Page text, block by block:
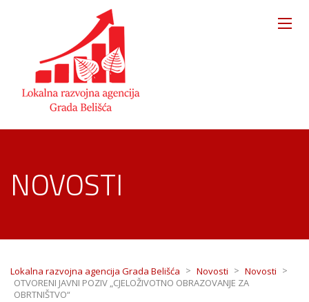
NOVOSTI
Lokalna razvojna agencija Grada Belišća > Novosti > Novosti >
OTVORENI JAVNI POZIV „CJELOŽIVOTNO OBRAZOVANJE ZA
OBRTNIŠTVO“